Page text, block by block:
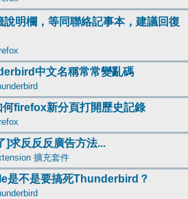
說明欄，等同聯絡記事本，建議回復
中文名稱常常變亂碼
何firefox新分頁打開歷史記錄
]求反反反廣告方法...
擴充套件
是不是要搞死Thunderbird？